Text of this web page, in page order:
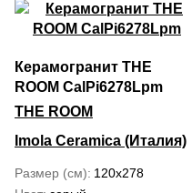
Керамогранит THE
ROOM CalPi6278Lpm
THE ROOM
Imola Ceramica (Италия)
Размер (см) 120x278